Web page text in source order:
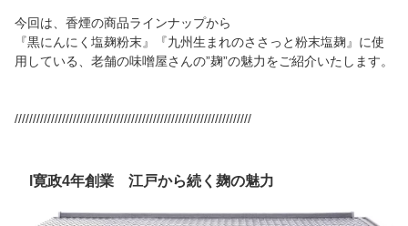
今回は、香煙の商品ラインナップから
『黒にんにく塩麹粉末』『九州生まれのささっと粉末塩麹』に使
用している、老舗の味噌屋さんの”麹”の魅力をご紹介いたします。
/////////////////////////////////////////////////////////////////
l寛政4年創業 江戸から続く麹の魅力